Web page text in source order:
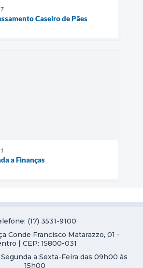
Caseiro de Pães
a Finanças
(17) 3531-9100
Conde Francisco Matarazzo, 01 -
| CEP: 15800-031
a Sexta-Feira das 09h00 às
15h00